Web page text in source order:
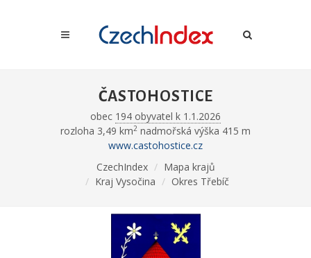
ČASTOHOSTICE
obec 194 obyvatel k 1.1.2026
rozloha 3,49 km2 nadmořská výška 415 m
www.castohostice.cz
CzechIndex
Mapa krajů
Kraj Vysočina
Okres Třebíč